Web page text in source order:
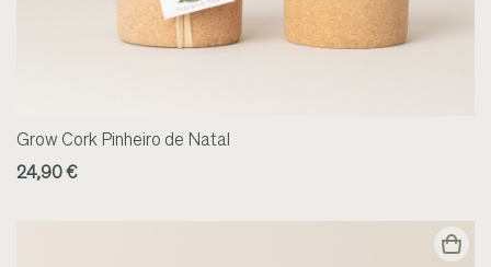
Grow Cork Pinheiro de Natal
24,90 €